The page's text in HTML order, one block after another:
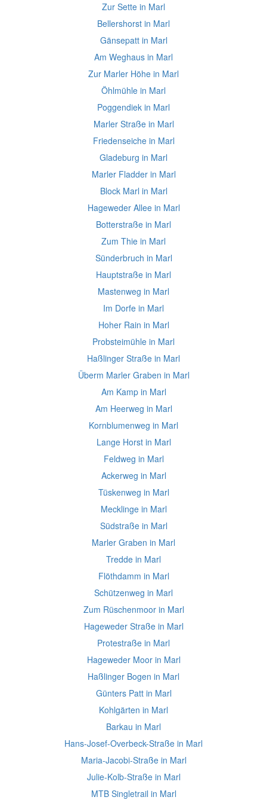
Zur Sette in Marl
Bellershorst in Marl
Gänsepatt in Marl
Am Weghaus in Marl
Zur Marler Höhe in Marl
Öhlmühle in Marl
Poggendiek in Marl
Marler Straße in Marl
Friedenseiche in Marl
Gladeburg in Marl
Marler Fladder in Marl
Block Marl in Marl
Hageweder Allee in Marl
Botterstraße in Marl
Zum Thie in Marl
Sünderbruch in Marl
Hauptstraße in Marl
Mastenweg in Marl
Im Dorfe in Marl
Hoher Rain in Marl
Probsteimühle in Marl
Haßlinger Straße in Marl
Überm Marler Graben in Marl
Am Kamp in Marl
Am Heerweg in Marl
Kornblumenweg in Marl
Lange Horst in Marl
Feldweg in Marl
Ackerweg in Marl
Tüskenweg in Marl
Mecklinge in Marl
Südstraße in Marl
Marler Graben in Marl
Tredde in Marl
Flöthdamm in Marl
Schützenweg in Marl
Zum Rüschenmoor in Marl
Hageweder Straße in Marl
Protestraße in Marl
Hageweder Moor in Marl
Haßlinger Bogen in Marl
Günters Patt in Marl
Kohlgärten in Marl
Barkau in Marl
Hans-Josef-Overbeck-Straße in Marl
Maria-Jacobi-Straße in Marl
Julie-Kolb-Straße in Marl
MTB Singletrail in Marl